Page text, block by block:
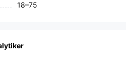
18–75